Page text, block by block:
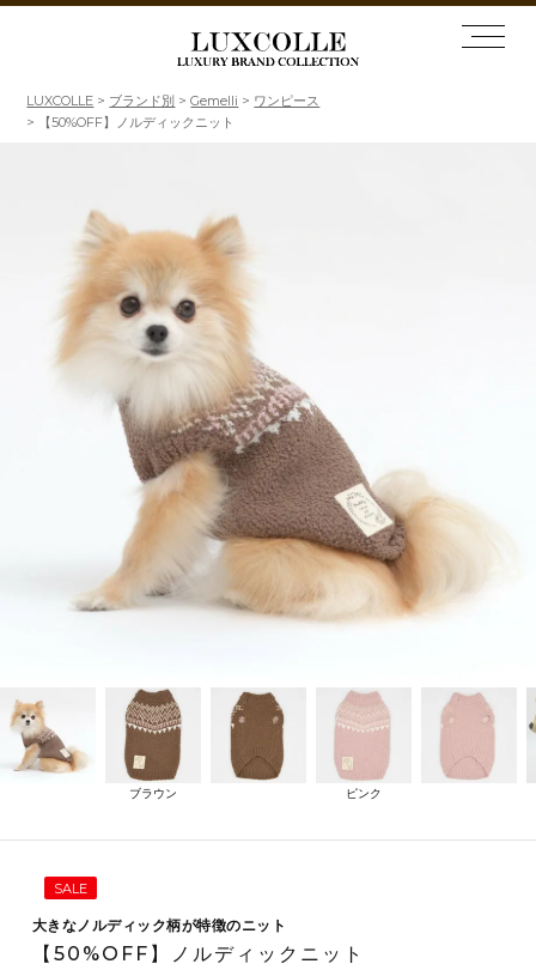
LUXCOLLE ブランド別 Gemelli
ワンピース
【50%OFF】ノルディックニット
ブラウン ピンク
SALE
大きなノルディック柄が特徴のニット
【50%OFF】ノルディックニット